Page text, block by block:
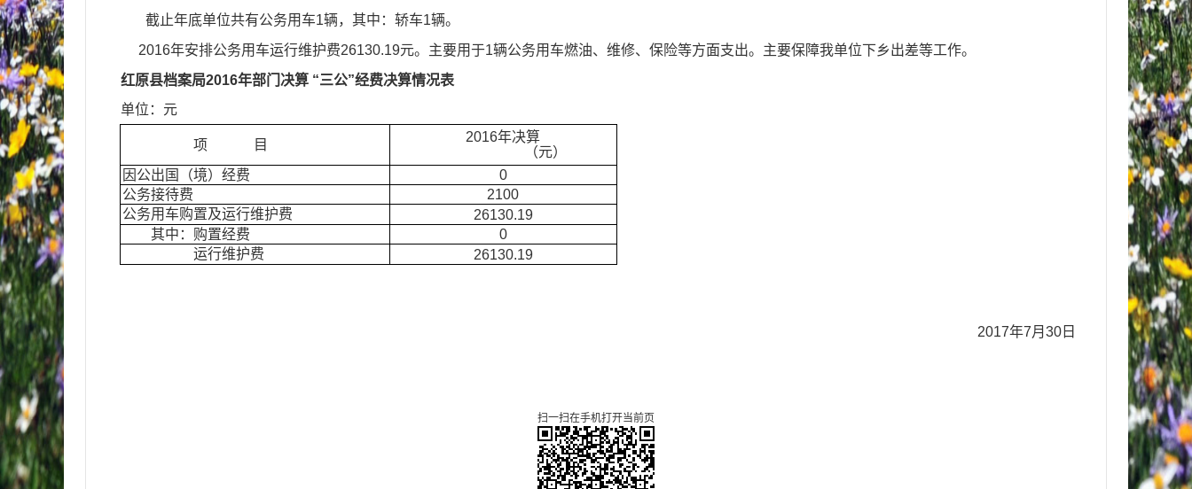
截止年底单位共有公务用车1辆，其中：轿车1辆。
2016年安排公务用车运行维护费26130.19元。主要用于1辆公务用车燃油、维修、保险等方面支出。主要保障我单位下乡出差等工作。
红原县档案局2016年部门决算 “三公”经费决算情况表
单位：元
项 目
2016年决算
（元）
因公出国（境）经费
0
公务接待费
2100
公务用车购置及运行维护费
26130.19
其中：购置经费
0
运行维护费
26130.19
2017年7月 30日
扫一扫在手机打开当前页